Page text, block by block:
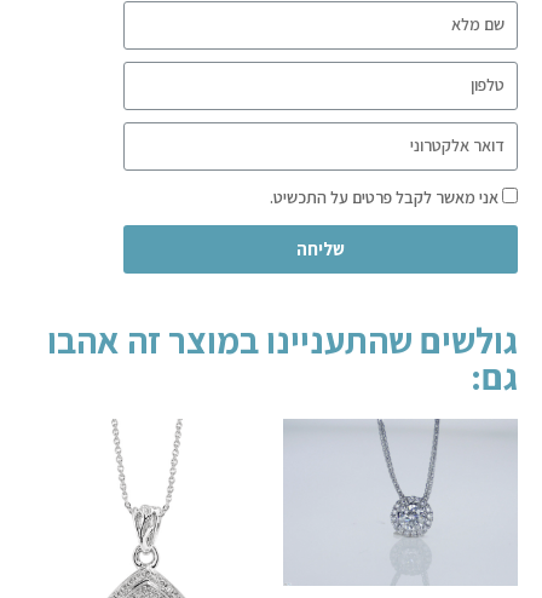
אני מאשר לקבל פרטים על התכשיט.
שליחה
גולשים שהתעניינו במוצר זה אהבו
גם: